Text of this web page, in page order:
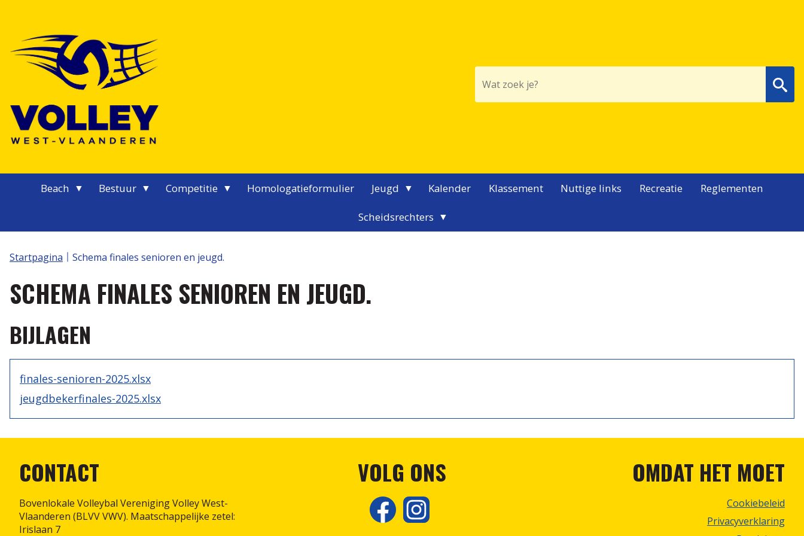
Beach Bestuur Competitie Homologatieformulier Jeugd Kalender Klassement Nuttige links Recreatie Reglementen
Scheidsrechters
Startpagina Schema finales senioren en jeugd.
SCHEMA FINALES SENIOREN EN JEUGD.
BIJLAGEN
finales-senioren-2025.xlsx
jeugdbekerfinales-2025.xlsx
CONTACT
Bovenlokale Volleybal Vereniging Volley West-
Vlaanderen (BLVV VWV). Maatschappelijke zetel:
Irislaan 7
VOLG ONS OMDAT HET MOET
Cookiebeleid
Privacyverklaring